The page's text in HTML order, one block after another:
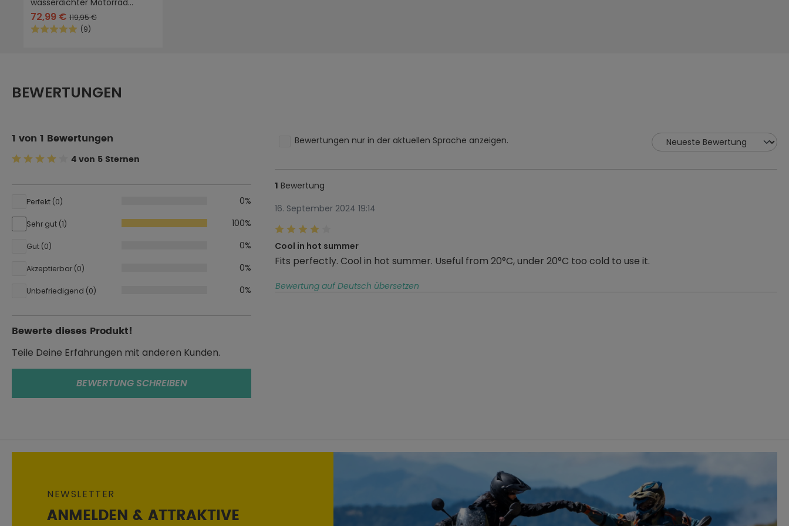
wasserdichter Motorrad
Rucksack
72,99 € 119,95 €
(9)
BEWERTUNGEN
1 von 1 Bewertungen
4 von 5 Sternen
Perfekt (0) 0%
Sehr gut (1) 100%
Gut (0) 0%
Akzeptierbar (0) 0%
Unbefriedigend (0) 0%
Bewerte dieses Produkt!
Teile Deine Erfahrungen mit anderen Kunden.
BEWERTUNG SCHREIBEN
Bewertungen nur in der aktuellen Sprache anzeigen.
1
Bewertung
16. September 2024 19:14
Bewertung mit 4 von 5 Sternen
Cool in hot summer
Fits perfectly. Cool in hot summer. Useful from 20°C, under 20°C too cold to use it.
Bewertung auf Deutsch übersetzen
NEWSLETTER
ANMELDEN & ATTRAKTIVE